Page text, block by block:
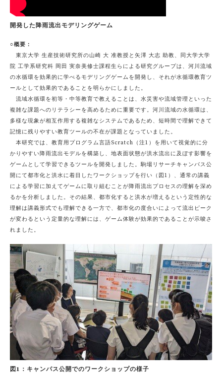
開発した降雨流出モデリングゲーム
○概要：
東京大学 生産技術研究所の山崎 大 准教授と矢澤 大志 助教、同大学大学
院 工学系研究科 岡田 実奈美修士課程生らによる研究グループは、河川流域
の水循環を効果的に学べるモデリングゲームを開発し、それが水循環教育ツ
ールとして効果的であることを明らかにしました。
流域水循環を初等・中等教育で教えることは、水災害や流域管理といった
複雑な課題へのリテラシーを高めるために重要です。河川流域の水循環は、
多様な現象が相互作用する複雑なシステムであるため、短時間で理解できて
記憶に残りやすい教育ツールの不在が課題となっていました。
本研究では、教育用プログラム言語Scratch（注1）を用いて視覚的に分
かりやすい降雨流出モデルを構築し、地表面状態が洪水流出に及ぼす影響を
ゲームとして学習できるツールを開発しました。駒場リサーチキャンパス公
開にて都市化と洪水に着目したワークショップを行い（図1）、通常の講義
による学習に加えてゲームに取り組むことが降雨流出プロセスの理解を深め
るかを分析しました。その結果、都市化すると洪水が増えるという定性的な
理解は講義形式でも理解できる一方で、都市化の度合いによって流出ピーク
が変わるという定量的な理解には、ゲーム体験が効果的であることが示唆さ
れました。
図1：キャンパス公開でのワークショップの様子